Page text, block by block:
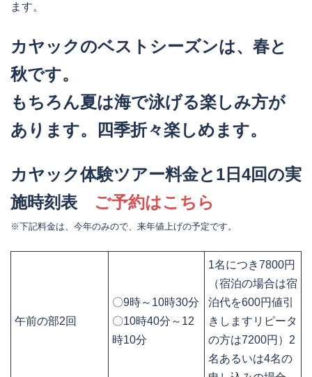
ます。
カヤックのベストシーズンは、春と
秋です。
もちろん夏は海で泳げる楽しみ方が
あります。四季折々楽しめます。
カヤック体験ツアー料金と1日4回の実
施時刻表
ご予約はこちら
※下記料金は、今年のみので、来年値上げの予定です。
午前の部2回
〇9時～10時30分
〇10時40分～12
時10分
1名につき7800円
（宿泊の場合は宿
泊代を600円値引
きしますリピータ
の方は7200円）2
名あるいは4名の